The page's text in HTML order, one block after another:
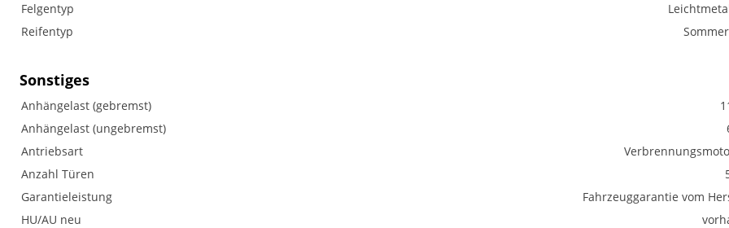
Felgentyp
Reifentyp
Sonstiges
Anhängelast (gebremst)
Anhängelast (ungebremst)
Antriebsart
Anzahl Türen
Garantieleistung
Fahrzeuggarantie vom
HU/AU neu